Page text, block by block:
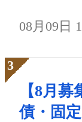
08月09日
【8月
債・固